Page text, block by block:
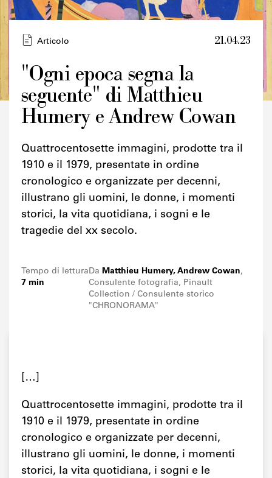
Articolo 21.04.23
"Ogni epoca segna la
seguente" di Matthieu
Humery e Andrew Cowan
Quattrocentosette immagini, prodotte tra il
1910 e il 1979, presentate in ordine
cronologico e organizzate per decenni,
illustrano gli uomini, le donne, i momenti
storici, la vita quotidiana, i sogni e le
tragedie del xx secolo.
Tempo di lettura
7 min
Da Matthieu Humery, Andrew Cowan,
Consulente fotografia, Pinault
Collection / Consulente storico
"CHRONORAMA"
[…]
Quattrocentosette immagini, prodotte tra il
1910 e il 1979, presentate in ordine
cronologico e organizzate per decenni,
illustrano gli uomini, le donne, i momenti
storici, la vita quotidiana, i sogni e le